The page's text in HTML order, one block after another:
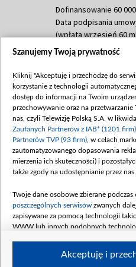
Dofinansowanie 60
Data podpisania
(wpłata wrzesień 60
Dofinansowanie 635
(wpłata wrzesień 100
mln, listopad 265 mln)
Dofinansowanie 48
Data podpisania
(wpłata grudzień
Dofinansowanie 900
Data podpisania
kwiecień 180 mln, 7
czerwca 90 mln)
Dofinansowanie 250
4 sierpnia 250 mln
Szanujemy Twoją prywatność
Kliknij "Akceptuję i przechodzę do
korzystanie z technologii
dostęp do informacji na Twoim
przechowywanie oraz na
nas, czyli Telewizję Polską S.A. w
Zaufanych Partnerów z IAB* (1201 firm)
Partnerów TVP (93 firm) , w celach
zautomatyzowanego dopasowania
mierzenia ich skuteczności) i
także zgody na udostępnianie przez
Twoje dane osobowe zbierane podczas
poszczególnych serwisów zwanych
zapisywane za pomocą technologii
WWW lub innych podobnych
Akceptuję i